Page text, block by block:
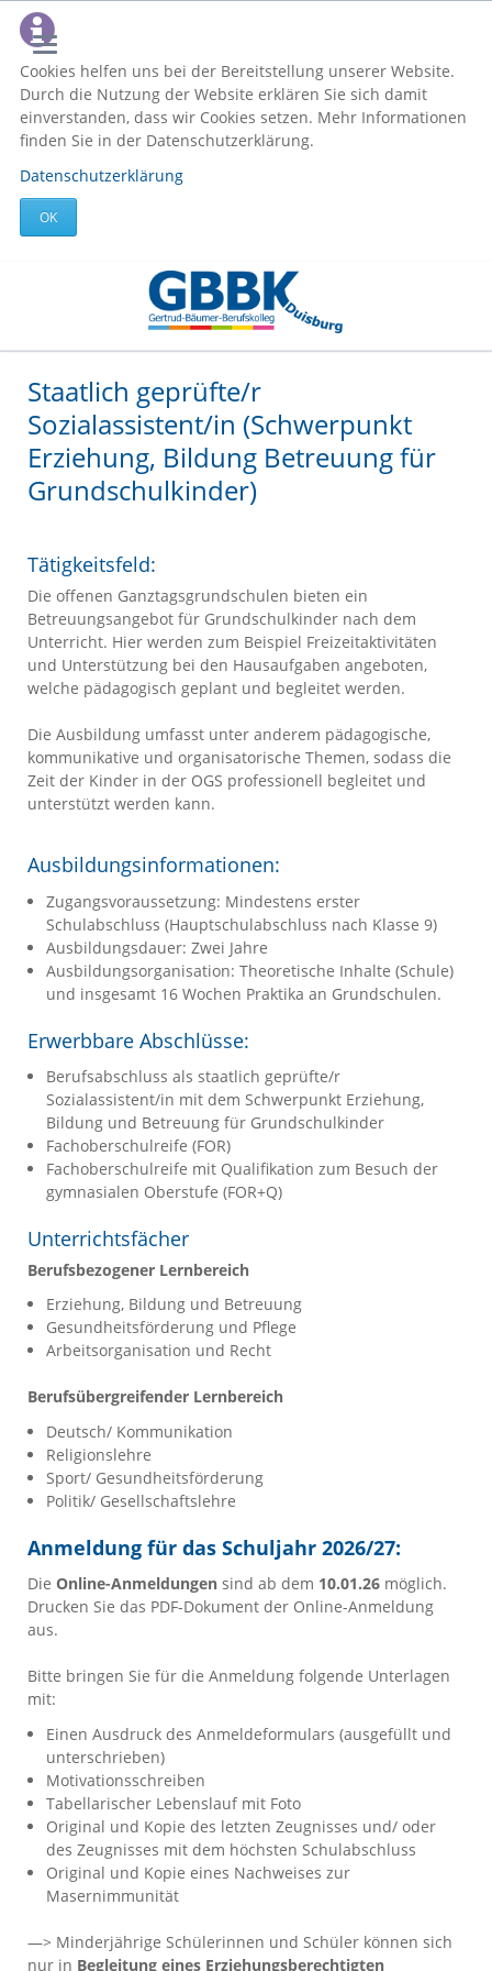
Cookies helfen uns bei der Bereitstellung unserer Website.
Durch die Nutzung der Website erklären Sie sich damit
einverstanden, dass wir Cookies setzen. Mehr Informationen
finden Sie in der Datenschutzerklärung.
Datenschutzerklärung
OK
Staatlich geprüfte/r
Sozialassistent/in (Schwerpunkt
Erziehung, Bildung Betreuung für
Grundschulkinder)
Tätigkeitsfeld:
Die offenen Ganztagsgrundschulen bieten ein
Betreuungsangebot für Grundschulkinder nach dem
Unterricht. Hier werden zum Beispiel Freizeitaktivitäten
und Unterstützung bei den Hausaufgaben angeboten,
welche pädagogisch geplant und begleitet werden.
Die Ausbildung umfasst unter anderem pädagogische,
kommunikative und organisatorische Themen, sodass die
Zeit der Kinder in der OGS professionell begleitet und
unterstützt werden kann.
Ausbildungsinformationen:
Zugangsvoraussetzung: Mindestens erster
Schulabschluss (Hauptschulabschluss nach Klasse 9)
Ausbildungsdauer: Zwei Jahre
Ausbildungsorganisation: Theoretische Inhalte (Schule)
und insgesamt 16 Wochen Praktika an Grundschulen.
Erwerbbare Abschlüsse:
Berufsabschluss als staatlich geprüfte/r
Sozialassistent/in mit dem Schwerpunkt Erziehung,
Bildung und Betreuung für Grundschulkinder
Fachoberschulreife (FOR)
Fachoberschulreife mit Qualifikation zum Besuch der
gymnasialen Oberstufe (FOR+Q)
Unterrichtsfächer
Berufsbezogener Lernbereich
Erziehung, Bildung und Betreuung
Gesundheitsförderung und Pflege
Arbeitsorganisation und Recht
Berufsübergreifender Lernbereich
Deutsch/ Kommunikation
Religionslehre
Sport/ Gesundheitsförderung
Politik/ Gesellschaftslehre
Anmeldung für das Schuljahr 2026/27:
Die Online-Anmeldungen sind ab dem 10.01.26 möglich.
Drucken Sie das PDF-Dokument der Online-Anmeldung
aus.
Bitte bringen Sie für die Anmeldung folgende Unterlagen
mit:
Einen Ausdruck des Anmeldeformulars (ausgefüllt und
unterschrieben)
Motivationsschreiben
Tabellarischer Lebenslauf mit Foto
Original und Kopie des letzten Zeugnisses und/ oder
des Zeugnisses mit dem höchsten Schulabschluss
Original und Kopie eines Nachweises zur
Masernimmunität
—> Minderjährige Schülerinnen und Schüler können sich
nur in Begleitung eines Erziehungsberechtigten